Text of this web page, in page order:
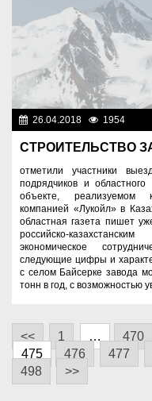
26.04.2018 1954
СТРОИТЕЛЬСТВО
отметили участники
подрядчиков и
объекте, реализуемом
компанией «Лукойл» в
областная газета пишет
российско-
экономическое
следующие цифры и
с селом Байсерке завода
тонн в год, с возможностью
<< 1 … 470
475
476 477
498
>>